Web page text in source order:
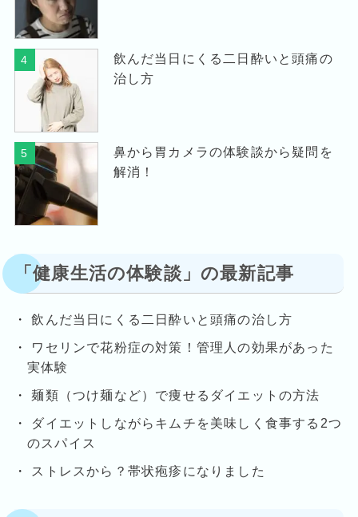
4
飲んだ当日にくる二日酔いと頭痛の
治し方
5
鼻から胃カメラの体験談から疑問を
解消！
「健康生活の体験談」の最新記事
飲んだ当日にくる二日酔いと頭痛の治し方
ワセリンで花粉症の対策！管理人の効果があった
実体験
麺類（つけ麺など）で痩せるダイエットの方法
ダイエットしながらキムチを美味しく食事する2つ
のスパイス
ストレスから？帯状疱疹になりました